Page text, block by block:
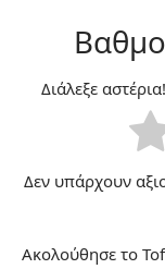
Διάλεξε
Δεν υπάρχουν
Ακολούθησε το